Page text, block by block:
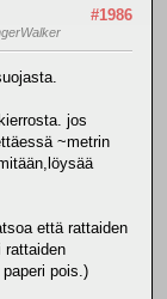
#1986
jos
~metrin
että rattaiden
rattaiden
pois.)